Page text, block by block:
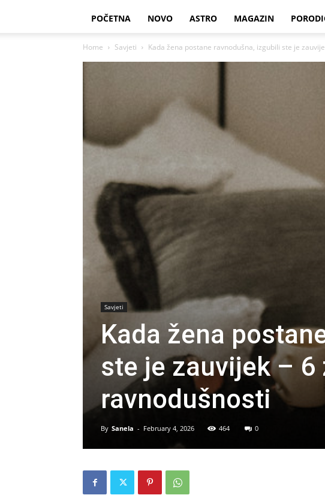
POČETNA NOVO ASTRO MAGAZIN
Home Savjeti Kada žena postane ravnodušna, izgubili ste je
Savjeti
Kada žena
ste je zauvijek – 6
ravnodušnosti
By Sanela - February 4, 2026 464 0